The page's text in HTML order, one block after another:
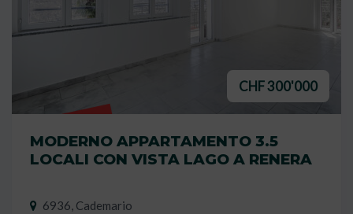
CHF 300'000
MODERNO APPARTAMENTO 3.5
LOCALI CON VISTA LAGO A RENERA
6936, Cademario